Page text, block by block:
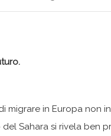
migrare in Europa non
Sahara si rivela ben